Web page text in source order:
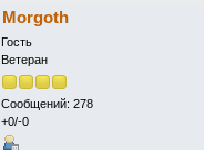
Morgoth
Гость
Ветеран
Сообщений: 278
+0/-0